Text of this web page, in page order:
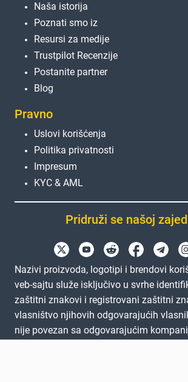
Naša istorija
Poznati smo iz
Resursi za medije
Trustpilot Recenzije
Postanite partner
Blog
Pravno
Uslovi korišćenja
Politika privatnosti
Impresum
KYC & AML
Pridruži se našoj
Nazivi proizvoda, logotipi i brendovi
veb-sajtu služe isključivo u svrhe
zaštitni znakovi i registrovani zaštitni
vlasništvo njihovih odgovarajućih
nije povezan sa odgovarajućim